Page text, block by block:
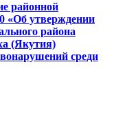
районной
«Об утверждении
района
(Якутия)
среди